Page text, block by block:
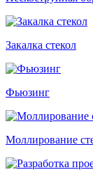
Закалка стекол
Фьюзинг
Моллирование